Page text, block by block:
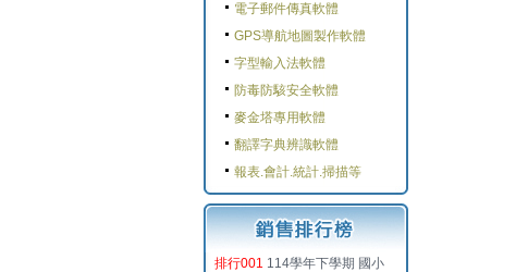
電子郵件傳真軟體
GPS導航地圖製作軟體
字型輸入法軟體
防毒防駭安全軟體
麥金塔專用軟體
翻譯字典辨識軟體
報表.會計.統計.掃描等
排行001 114學年下學期 國小